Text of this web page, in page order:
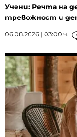
Учени: Речта на
тревожност и
06.08.2026 | 03:00 ч.